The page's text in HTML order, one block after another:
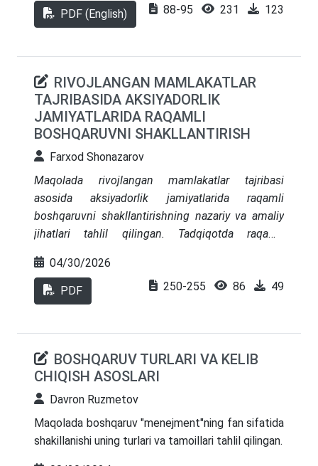
qilishini tushunishga hissa qoʻshadi va boshqaruvni
yaxshilashga intilayotgan siyosatchilar va bank
kamaytirish uchun korporativ boshqaruvning oʻziga
xos usullariga ehtiyoj borligini taʼkidlaydi. Ushbu
tadqiqot boshqaruvning turli modellari moliya
institutlarining global barqarorligiga qanday taʼsir
etishi haqidagi ekspert bilimlariga hissa qoʻshadi va
siyosatchilar va bank rahbarlariga maʼlumot beradi.
PDF (English) 88-95 231 123
RIVOJLANGAN MAMLAKATLAR
TAJRIBASIDA AKSIYADORLIK
JAMIYATLARIDA RAQAMLI
BOSHQARUVNI SHAKLLANTIRISH
Farxod Shonazarov
Maqolada rivojlangan mamlakatlar tajribasi
asosida aksiyadorlik jamiyatlarida raqamli
boshqaruvni shakllantirishning nazariy va amaliy
jihatlari tahlil qilingan. Tadqiqotda raqamli
etish emas, balki qaror qabul qilish sifati,
korporativ nazorat, hisobdorlik va institutsional
barqarorlikni ta’minlovchi kompleks iqtisodiy
Singapur tajribasi qiyosiy tahlil qilinib, raqamli
boshqaruvning universal omillari va bosqichli
transformatsiya qonuniyatlari aniqlangan. Olingan
raqamli boshqaruvni milliy institutsional muhitga
moslashtirish uchun ilmiy-amaliy ahamiyatga ega.
04/30/2026
PDF 250-255 86 49
BOSHQARUV TURLARI VA KELIB
CHIQISH ASOSLARI
Davron Ruzmetov
Maqolada boshqaruv "menejment"ning fan sifatida
shakillanishi uning turlari va tamoillari tahlil qilingan.